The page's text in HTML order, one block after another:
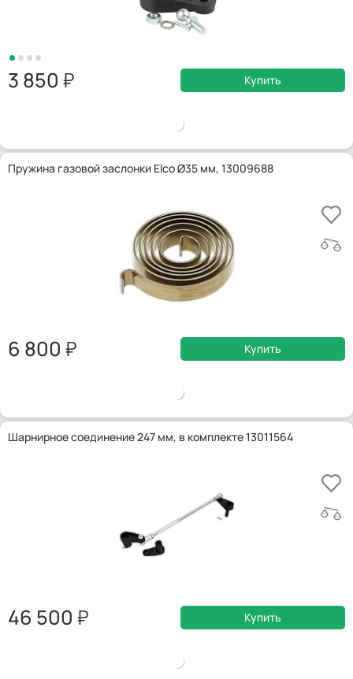
3 850 Купить
Пружина газовой заслонки Elco Ø35 мм, 13009688
6 800 Купить
Шарнирное соединение 247 мм, в комплекте 13011564
46 500 Купить